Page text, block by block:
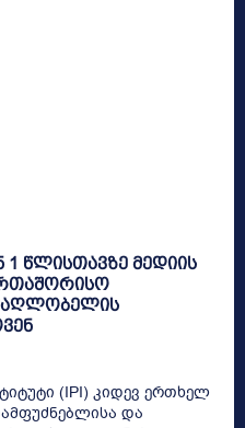
1 წლისთავზე მედიის
(IPI) კიდევ ერთხელ
და